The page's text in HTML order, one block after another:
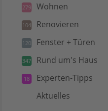
279 Wohnen
104 Renovieren
120 Fenster + Türen
347 Rund um's Haus
18 Experten-Tipps
Aktuelles